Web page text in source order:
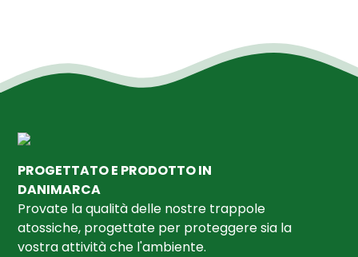
PROGETTATO E PRODOTTO IN
DANIMARCA
Provate la qualità delle nostre trappole
atossiche, progettate per proteggere sia la
vostra attività che l'ambiente.